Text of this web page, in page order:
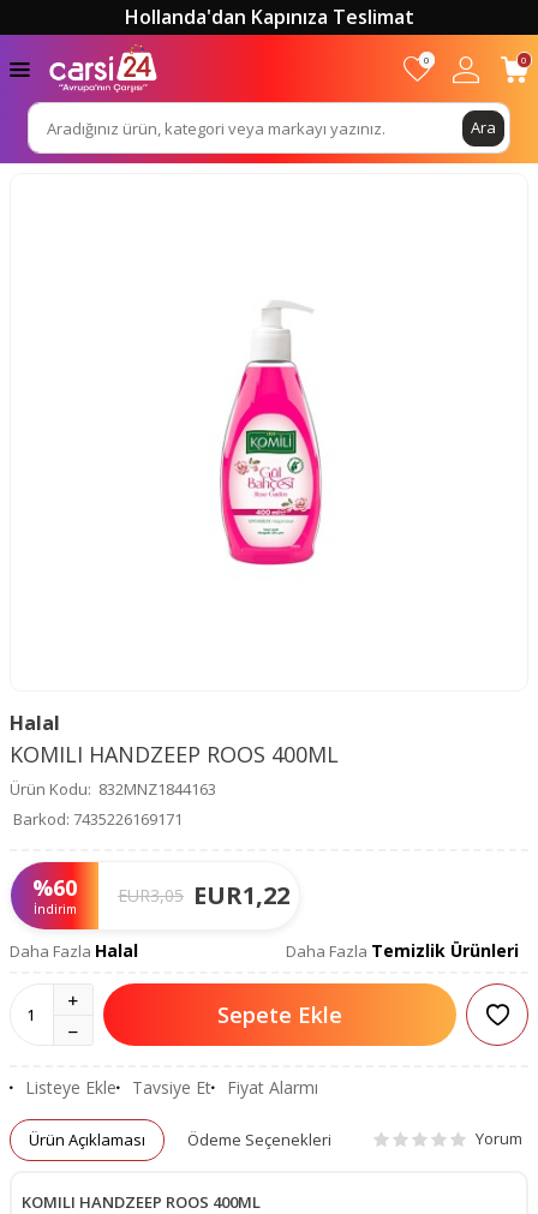
Hollanda'dan Kapınıza Teslimat
Ara
0 0
Halal
KOMILI HANDZEEP ROOS 400ML
Ürün Kodu: 832MNZ1844163
Barkod: 7435226169171
%60
İndirim
EUR3,05 EUR1,22
Daha Fazla Halal Daha Fazla Temizlik Ürünleri
Sepete Ekle
Listeye Ekle Tavsiye Et Fiyat Alarmı
Ürün Açıklaması Ödeme Seçenekleri Yorum
KOMILI HANDZEEP ROOS 400ML